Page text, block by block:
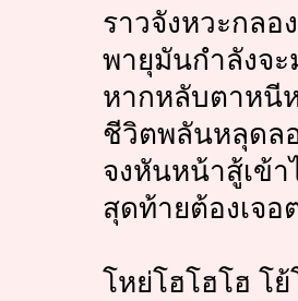
ราวจังหวะกลอ
พายุมันกำลังจะ
หากหลับตาหนี
ชีวิตพลันหลุดล
จงหันหน้าสู้เข้า
สุดท้ายต้องเจอ
โหย่โฮโฮโฮ โ